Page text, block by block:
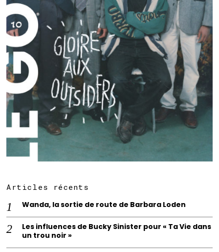
Articles récents
Wanda, la sortie de route de Barbara Loden
Les influences de Bucky Sinister pour « Ta Vie dans
un trou noir »